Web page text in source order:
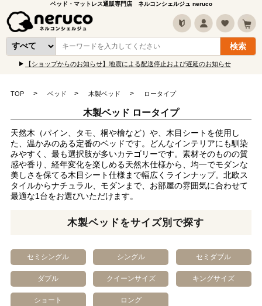
ベッド・マットレス通販専門店 ネルコンシェルジュ neruco
【ショップからのお知らせ】地震による配送停止および遅延のお知らせ
TOP ベッド 木製ベッド ロータイプ
木製ベッド ロータイプ
天然木（パイン、タモ、桐や檜など）や、木目シートを使用し
た、温かみのある定番のベッドです。どんなインテリアにも馴染
みやすく、最も選択肢が多いカテゴリーです。素材そのものの質
感や香り、経年変化を楽しめる天然木仕様から、均一でモダンな
美しさを保てる木目シート仕様まで幅広くラインナップ。北欧ス
タイルからナチュラル、モダンまで、お部屋の雰囲気に合わせて
最適な1台をお選びいただけます。
木製ベッドをサイズ別で探す
セミシングル シングル セミダブル
ダブル クイーンサイズ キングサイズ
ショート ロング